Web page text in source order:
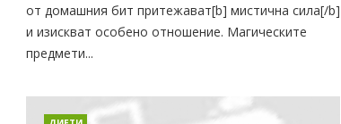
от домашния бит притежават[b] мистична сила[/b]
и изискват особено отношение. Магическите
предмети...